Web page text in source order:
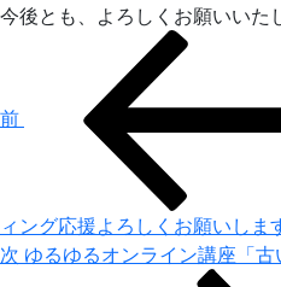
今後とも、よろしくお願いいた
ナ
ー
シ
稿
前
ィング応援よろしくお願いしま
次
次 ゆるゆるオンライン講座「古